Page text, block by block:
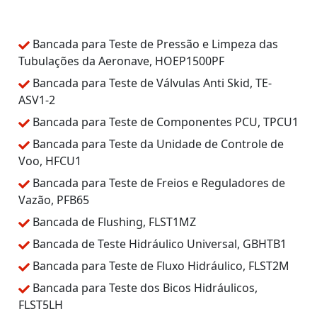
Bancada para Teste de Pressão e Limpeza das
Tubulações da Aeronave, HOEP1500PF
Bancada para Teste de Válvulas Anti Skid, TE-
ASV1-2
Bancada para Teste de Componentes PCU, TPCU1
Bancada para Teste da Unidade de Controle de
Voo, HFCU1
Bancada para Teste de Freios e Reguladores de
Vazão, PFB65
Bancada de Flushing, FLST1MZ
Bancada de Teste Hidráulico Universal, GBHTB1
Bancada para Teste de Fluxo Hidráulico, FLST2M
Bancada para Teste dos Bicos Hidráulicos,
FLST5LH